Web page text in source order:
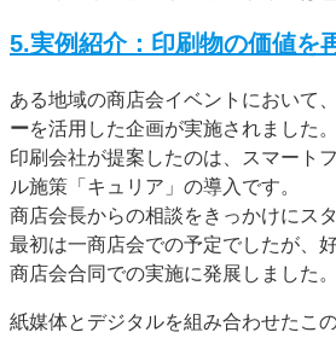
5.実例紹介：印刷物の価値を
ある地域の商店会イベントにおいて、
ーを活用した企画が実施されました。
印刷会社が提案したのは、スマート
ル施策「キュリア」の導入です。
商店会長からの相談をきっかけにス
最初は一商店会での予定でしたが、
商店会合同での実施に発展しました。
紙媒体とデジタルを組み合わせたこ